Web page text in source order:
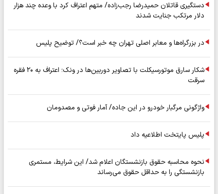
دستگیری قاتلان حمیدرضا رجب‌زاده/ متهم اعتراف کرد با وعده چند هزار
دلار مرتکب جنایت شدند
در بزرگراه‌ها و معابر اصلی تهران چه خبر است؟/ توضیح پلیس
شکار سارق موتورسیکلت با تصاویر دوربین‌ها در ونک؛ اعتراف به ۲۰ فقره
سرقت
واژگونی مرگبار خودرو در این جاده/ آمار فوتی و مصدومان
پلیس پایتخت اطلاعیه داد
نحوه محاسبه حقوق بازنشستگان اعلام شد/ این شرایط، مستمری
بازنشستگی را به حداقل حقوق می‌رساند